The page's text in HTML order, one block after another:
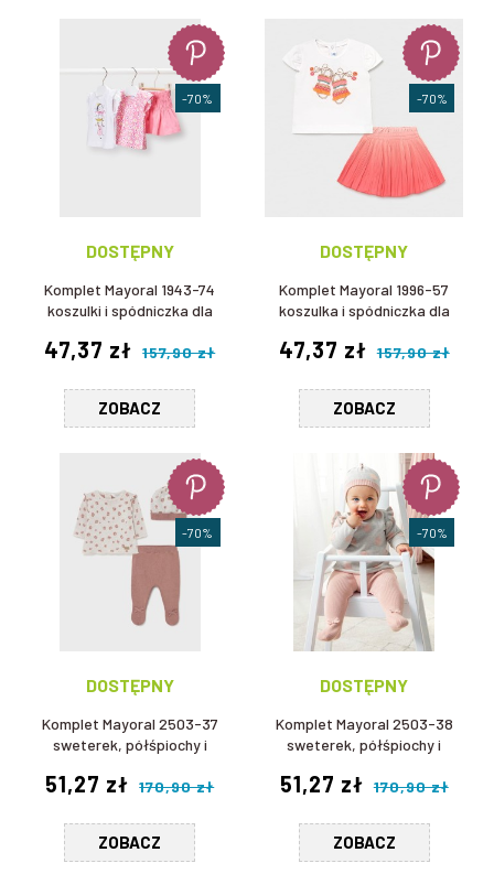
DOSTĘPNY
Komplet Mayoral 1943-74
koszulki i spódniczka dla
47,37 zł 157,90 zł
ZOBACZ
-70%
DOSTĘPNY
Komplet Mayoral 1996-57
koszulka i spódniczka dla
47,37 zł 157,90 zł
ZOBACZ
-70%
DOSTĘPNY
Komplet Mayoral 2503-37
sweterek, półśpiochy i
51,27 zł 170,90 zł
ZOBACZ
-70%
DOSTĘPNY
Komplet Mayoral 2503-38
sweterek, półśpiochy i
51,27 zł 170,90 zł
ZOBACZ
-70%